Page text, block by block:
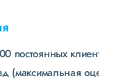
в рейтинге